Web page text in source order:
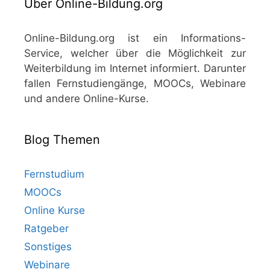
Über Online-Bildung.org
Online-Bildung.org ist ein Informations-
Service, welcher über die Möglichkeit zur
Weiterbildung im Internet informiert. Darunter
fallen Fernstudiengänge, MOOCs, Webinare
und andere Online-Kurse.
Blog Themen
Fernstudium
MOOCs
Online Kurse
Ratgeber
Sonstiges
Webinare